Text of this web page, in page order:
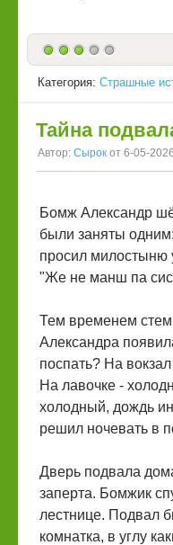
Категория: Страшные
Тайна
Автор: Сырок от 6-05-
Бомж Александр
были заняты
просил милостыню
"Же не манш па сис
‎Тем временем
Александра
поспать? На
На лавочке -
холодный, дождь
решил ночевать в
‎Дверь подвала
заперта. Бомжик
лестнице. Подвал
комнатка, в углу